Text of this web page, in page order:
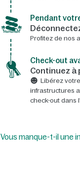
Pendant
Profitez de nos
Check-out
Continuez à
Libérez
infrastructures
check-out dans
Vous manque-t-il une